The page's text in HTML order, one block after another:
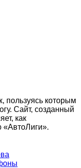
пользуясь которым
Сайт, созданный
как
«АвтоЛиги».